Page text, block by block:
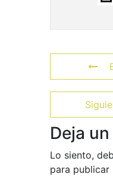
Deja
Lo siento,
para publicar